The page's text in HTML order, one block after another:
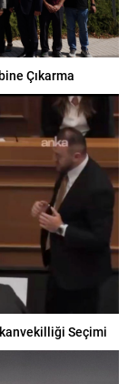
Çıkarma
Seçimi